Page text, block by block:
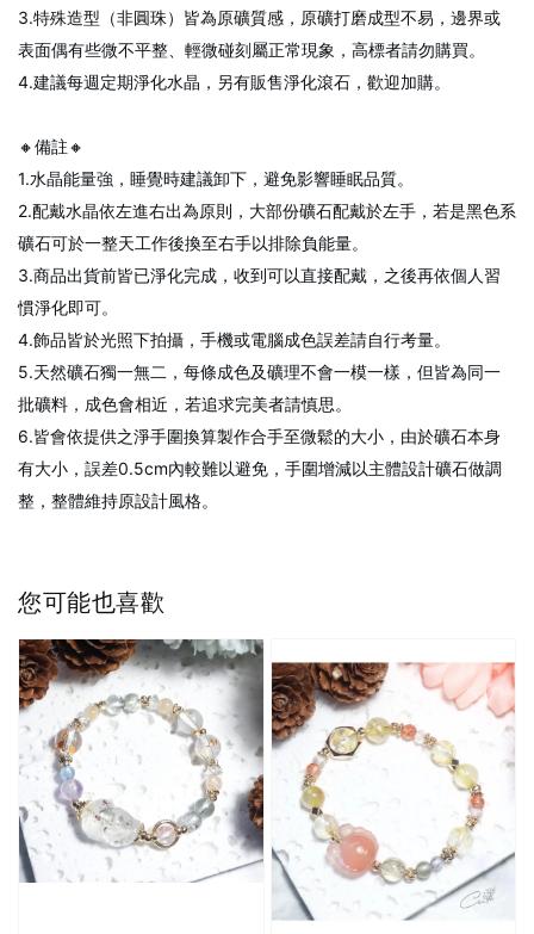
3.特殊造型（非圓珠）皆為原礦質感，原礦打磨成型不易，邊界或
表面偶有些微不平整、輕微碰刻屬正常現象，高標者請勿購買。
4.建議每週定期淨化水晶，另有販售淨化滾石，歡迎加購。
🔸備註🔸
1.水晶能量強，睡覺時建議卸下，避免影響睡眠品質。
2.配戴水晶依左進右出為原則，大部份礦石配戴於左手，若是黑色系
礦石可於一整天工作後換至右手以排除負能量。
3.商品出貨前皆已淨化完成，收到可以直接配戴，之後再依個人習
慣淨化即可。
4.飾品皆於光照下拍攝，手機或電腦成色誤差請自行考量。
5.天然礦石獨一無二，每條成色及礦理不會一模一樣，但皆為同一
批礦料，成色會相近，若追求完美者請慎思。
6.皆會依提供之淨手圍換算製作合手至微鬆的大小，由於礦石本身
有大小，誤差0.5cm內較難以避免，手圍增減以主體設計礦石做調
整，整體維持原設計風格。
您可能也喜歡